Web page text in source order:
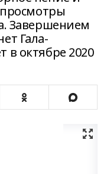
просмотры
Завершением
Гала-
в октябре 2020